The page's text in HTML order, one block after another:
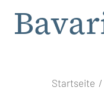
Startseite